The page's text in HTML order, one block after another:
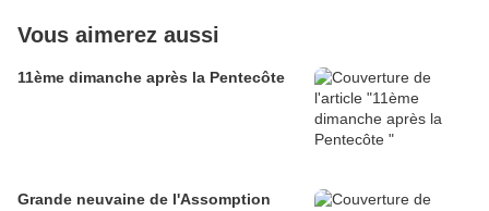
Vous aimerez aussi
11ème dimanche après la Pentecôte
Grande neuvaine de l'Assomption